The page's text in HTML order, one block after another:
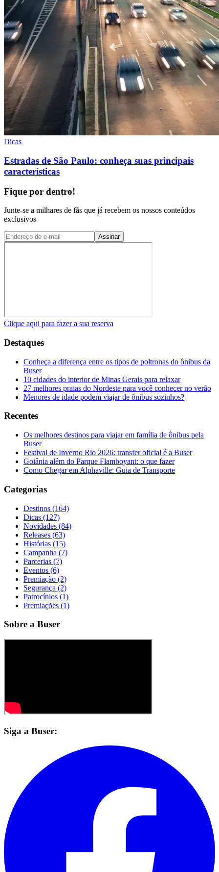
Dicas
Estradas de São Paulo: conheça suas principais
características
Fique por dentro!
Junte-se a milhares de fãs que já recebem os nossos conteúdos
exclusivos
Assinar
Clique aqui para fazer a sua reserva
Destaques
Conheça a diferença entre os tipos de poltronas do ônibus da
Buser
10 cidades do interior de Minas Gerais para relaxar
27 melhores praias do Nordeste para você conhecer no verão
Menores de idade podem viajar de ônibus sozinhos?
Recentes
Os melhores destinos para viajar em família de ônibus pela
Buser
Festival de Inverno Rio 2026: transfer oficial é a Buser
Goiânia além do Parque Flamboyant: o que fazer
Como Chegar em Alphaville: Guia de Transporte
Categorias
Destinos (164)
Dicas (127)
Novidades (84)
Releases (63)
Histórias (15)
Campanha (7)
Parcerias (7)
Eventos (6)
Premiação (2)
Segurança (2)
Patrocínios (1)
Premiações (1)
Sobre a Buser
Siga a Buser: